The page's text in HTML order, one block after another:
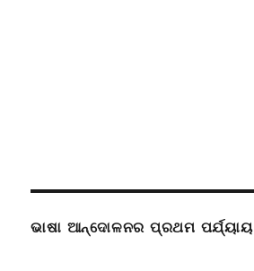
ଭାଷା ଆନ୍ଦୋଳନର ପ୍ରଥମ ପର୍ଯ୍ୟାୟ